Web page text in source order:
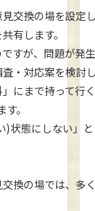
交換の場を設定
有します。
すが、問題が発
・対応案を検討
にまで持って行
。
)状態にしない」
換の場では、多